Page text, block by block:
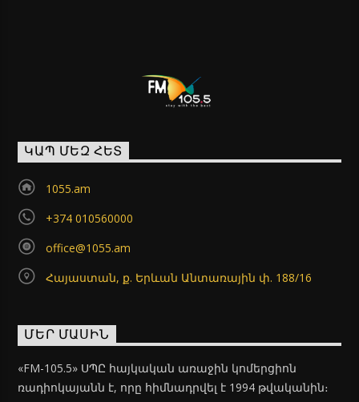
ԿԱՊ ՄԵԶ ՀԵՏ
1055.am
+374 010560000
office@1055.am
Հայաստան, ք. Երևան Անտառային փ. 188/16
ՄԵՐ ՄԱՍԻՆ
«FM-105.5» ՍՊԸ հայկական առաջին կոմերցիոն
ռադիոկայանն է, որը հիմնադրվել է 1994 թվականին։